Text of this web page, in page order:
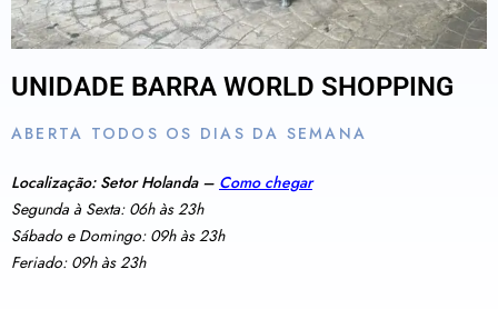
UNIDADE BARRA WORLD SHOPPING
ABERTA TODOS OS DIAS DA SEMANA
Localização: Setor Holanda – Como chegar
Segunda à Sexta: 06h às 23h
Sábado e Domingo: 09h às 23h
Feriado: 09h às 23h